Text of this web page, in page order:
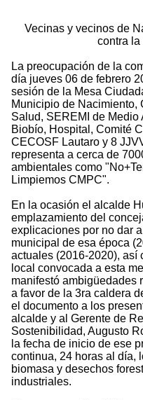
Vecinas y vecinos de
contra
La preocupación de la
día jueves 06 de febrero
sesión de la Mesa
Municipio de Nacimiento,
Salud, SEREMI de Medio
Biobío, Hospital, Comité
CECOSF Lautaro y 8
representa a cerca de
ambientales como
Limpiemos CMPC".
En la ocasión el alcalde
emplazamiento del
explicaciones por no dar
municipal de esa época
actuales (2016-2020), así
local convocada a esta
manifestó ambigüedades
a favor de la 3ra caldera
el documento a los
alcalde y al Gerente de
Sostenibilidad, Augusto
la fecha de inicio de ese
continua, 24 horas al día,
biomasa y desechos
industriales.